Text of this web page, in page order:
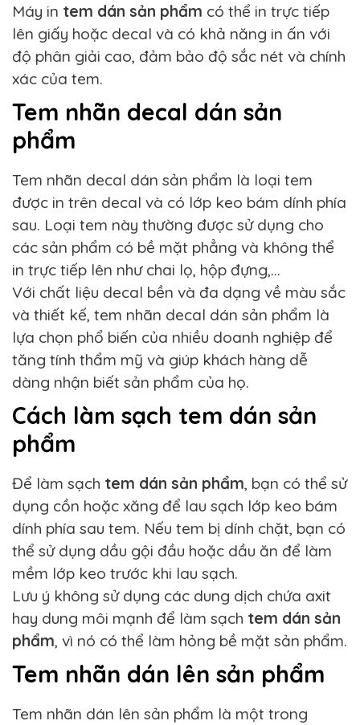
Máy in tem dán sản phẩm có thể in trực tiếp
lên giấy hoặc decal và có khả năng in ấn với
độ phân giải cao, đảm bảo độ sắc nét và chính
xác của tem.
Tem nhãn decal dán sản
phẩm
Tem nhãn decal dán sản phẩm là loại tem
được in trên decal và có lớp keo bám dính phía
sau. Loại tem này thường được sử dụng cho
các sản phẩm có bề mặt phẳng và không thể
in trực tiếp lên như chai lọ, hộp đựng,…
Với chất liệu decal bền và đa dạng về màu sắc
và thiết kế, tem nhãn decal dán sản phẩm là
lựa chọn phổ biến của nhiều doanh nghiệp để
tăng tính thẩm mỹ và giúp khách hàng dễ
dàng nhận biết sản phẩm của họ.
Cách làm sạch tem dán sản
phẩm
Để làm sạch tem dán sản phẩm, bạn có thể sử
dụng cồn hoặc xăng để lau sạch lớp keo bám
dính phía sau tem. Nếu tem bị dính chặt, bạn có
thể sử dụng dầu gội đầu hoặc dầu ăn để làm
mềm lớp keo trước khi lau sạch.
Lưu ý không sử dụng các dung dịch chứa axit
hay dung môi mạnh để làm sạch tem dán sản
phẩm, vì nó có thể làm hỏng bề mặt sản phẩm.
Tem nhãn dán lên sản phẩm
Tem nhãn dán lên sản phẩm là một trong